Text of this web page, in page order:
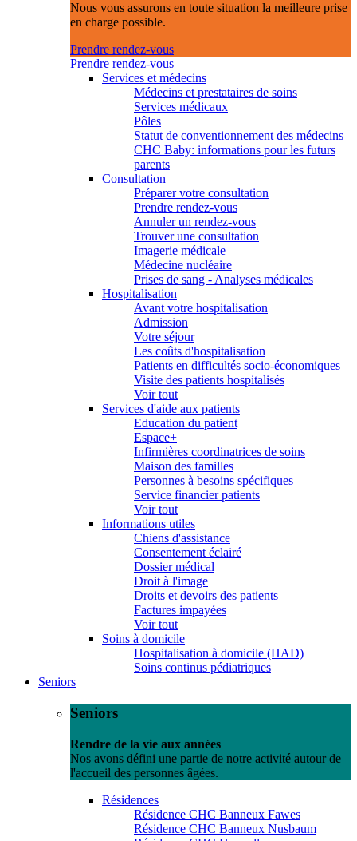
Nous vous assurons en toute situation la meilleure prise
en charge possible.
Prendre rendez-vous
Prendre rendez-vous
Services et médecins
Médecins et prestataires de soins
Services médicaux
Pôles
Statut de conventionnement des médecins
CHC Baby: informations pour les futurs
parents
Consultation
Préparer votre consultation
Prendre rendez-vous
Annuler un rendez-vous
Trouver une consultation
Imagerie médicale
Médecine nucléaire
Prises de sang - Analyses médicales
Hospitalisation
Avant votre hospitalisation
Admission
Votre séjour
Les coûts d'hospitalisation
Patients en difficultés socio-économiques
Visite des patients hospitalisés
Voir tout
Services d'aide aux patients
Education du patient
Espace+
Infirmières coordinatrices de soins
Maison des familles
Personnes à besoins spécifiques
Service financier patients
Voir tout
Informations utiles
Chiens d'assistance
Consentement éclairé
Dossier médical
Droit à l'image
Droits et devoirs des patients
Factures impayées
Voir tout
Soins à domicile
Hospitalisation à domicile (HAD)
Soins continus pédiatriques
Seniors
Seniors
Rendre de la vie aux années
Nos avons défini une partie de notre activité autour de
l'accueil des personnes âgées.
Résidences
Résidence CHC Banneux Fawes
Résidence CHC Banneux Nusbaum